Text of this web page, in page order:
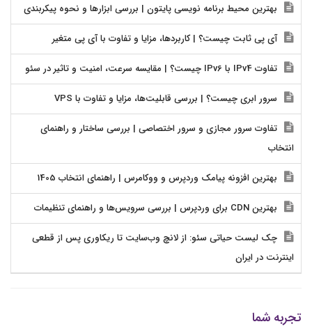
بهترین محیط برنامه نویسی پایتون | بررسی ابزارها و نحوه پیکربندی
آی پی ثابت چیست؟ | کاربردها، مزایا و تفاوت با آی پی متغیر
تفاوت IPv4 با IPv6 چیست؟ | مقایسه سرعت، امنیت و تاثیر در سئو
سرور ابری چیست؟ | بررسی قابلیت‌ها، مزایا و تفاوت با VPS
تفاوت سرور مجازی و سرور اختصاصی | بررسی ساختار و راهنمای
انتخاب
بهترین افزونه پیامک وردپرس و ووکامرس | راهنمای انتخاب 1405
بهترین CDN برای وردپرس | بررسی سرویس‌ها و راهنمای تنظیمات
چک لیست حیاتی سئو: از لانچ وب‌سایت تا ریکاوری پس از قطعی
اینترنت در ایران
تجربه شما